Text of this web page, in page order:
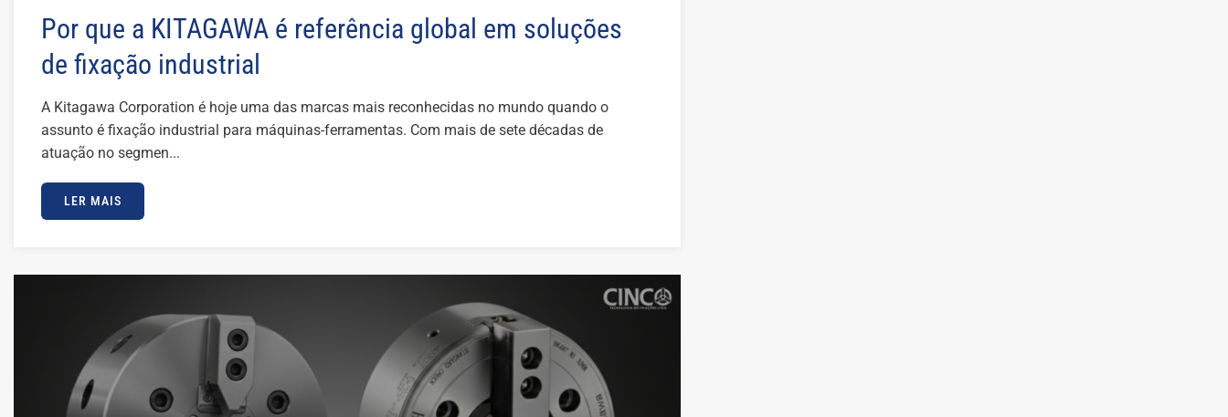
Por que a KITAGAWA é referência global em soluções
de fixação industrial
A Kitagawa Corporation é hoje uma das marcas mais reconhecidas no mundo quando o
assunto é fixação industrial para máquinas-ferramentas. Com mais de sete décadas de
atuação no segmen...
LER MAIS